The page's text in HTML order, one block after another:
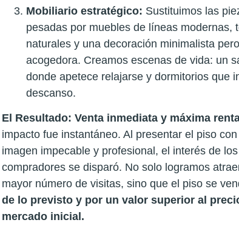
Mobiliario estratégico: Sustituimos las
pesadas por muebles de líneas modernas,
naturales y una decoración minimalista pero
acogedora. Creamos escenas de vida: un
donde apetece relajarse y dormitorios que
descanso.
El Resultado: Venta inmediata y máxima
impacto fue instantáneo. Al presentar el piso
imagen impecable y profesional, el interés de los
compradores se disparó. No solo logramos
mayor número de visitas, sino que el piso se
de lo previsto y por un valor superior al
mercado inicial.